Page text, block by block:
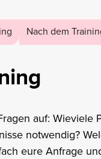
Nach dem
auf: Wieviele
notwendig?
eure Anfrage